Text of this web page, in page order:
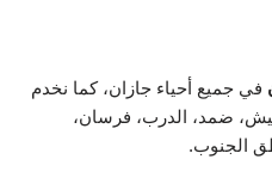
في جميع أحياء جازان، كما نخدم
ضمد، الدرب، فرسان،
الجنوب.